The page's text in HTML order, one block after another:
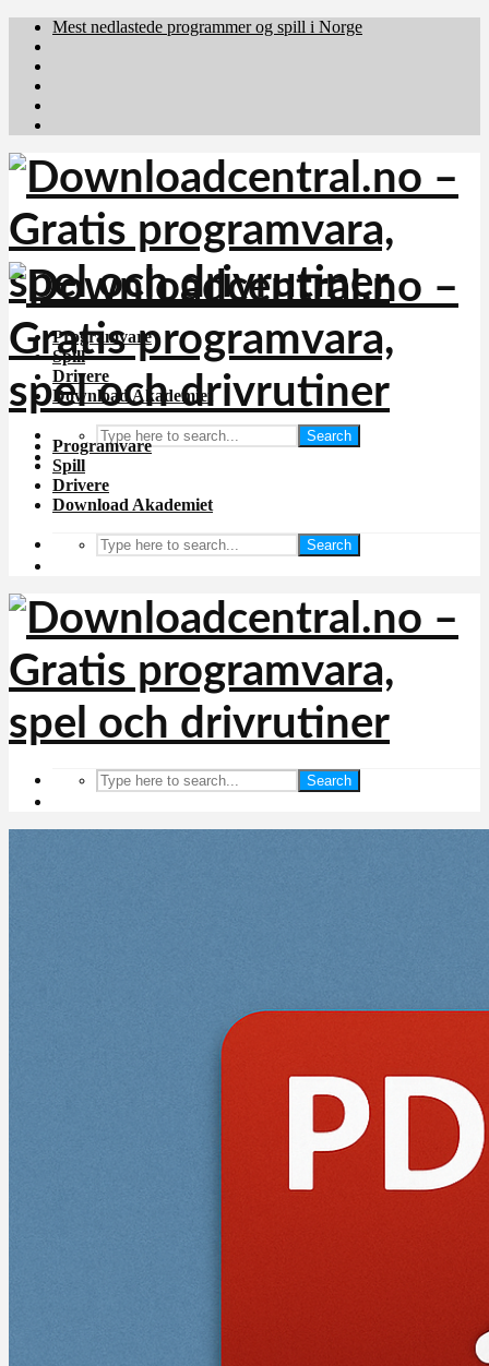
Mest nedlastede programmer og spill i Norge
Programvare
Spill
Drivere
Download Akademiet
Search
Programvare
Spill
Drivere
Download Akademiet
Search
Search